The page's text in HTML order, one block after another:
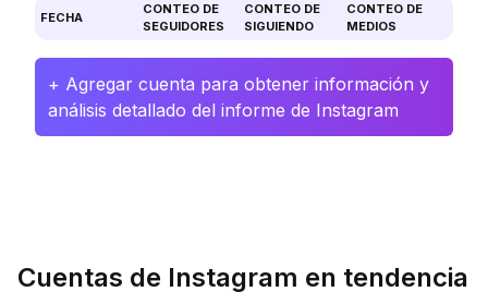
FECHA
CONTEO DE
SEGUIDORES
CONTEO DE
SIGUIENDO
CONTEO DE
MEDIOS
+ Agregar cuenta para obtener información y
análisis detallado del informe de Instagram
Cuentas de Instagram en tendencia